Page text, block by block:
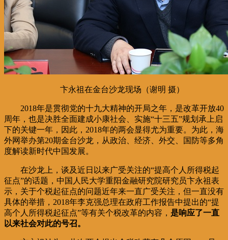
卞永祖在金台沙龙现场（谢明 摄）
2018年是贯彻党的十九大精神的开局之年，是改革开放40
周年，也是决胜全面建成小康社会、实施“十三五”规划承上启
下的关键一年，因此，2018年的两会显得尤为重要。为此，海
外网举办第20期金台沙龙，从政治、经济、外交、国防等多角
度解读新时代中国发展。
在沙龙上，谈及近日以来广受关注的“提高个人所得税起
征点”的话题，中国人民大学重阳金融研究院研究员卞永祖表
示，关于个税起征点的问题近年来一直广受关注，但一直没有
具体的举措，2018年李克强总理在政府工作报告中提出的“提
高个人所得税起征点”等有关个税改革的内容， 是响应了一直
以来社会对此的号召。